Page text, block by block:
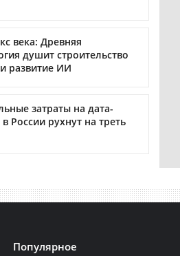
века: Древняя
душит строительство
развитие ИИ
затраты на дата-
России рухнут на треть
Популярное